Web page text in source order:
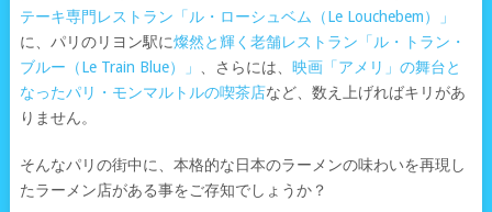
テーキ専門レストラン「ル・ローシュベム（Le Louchebem）」
に、パリのリヨン駅に燦然と輝く老舗レストラン「ル・トラン・
ブルー（Le Train Blue）」
、さらには、 映画「アメリ」の舞台と
なったパリ・モンマルトルの喫茶店など、数え上げればキリがあ
りません。
そんなパリの街中に、本格的な日本のラーメンの味わいを再現し
たラーメン店がある事をご存知でしょうか？